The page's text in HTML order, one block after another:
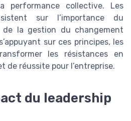
performance collective. Les
sur l’importance du
la gestion du changement
sur ces principes, les
les résistances en
de réussite pour l’entreprise.
du leadership